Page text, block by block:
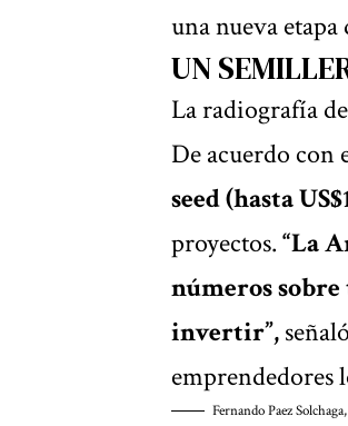
una nueva etapa
UN
La radiografía
De acuerdo con
seed (hasta
proyectos.“La
números sobre
invertir”,
emprendedores
Fernando Paez